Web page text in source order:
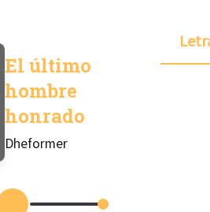
El último
hombre
honrado
Dheformer